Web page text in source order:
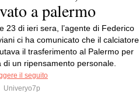
a palermo
23 di ieri sera, l’agente di Federico
ci ha comunicato che il calciatore
il trasferimento al Palermo per
di un ripensamento personale.
il seguito
Univeryo7p